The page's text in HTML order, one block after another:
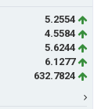
5.2554
4.5584
5.6244
6.1277
632.7824